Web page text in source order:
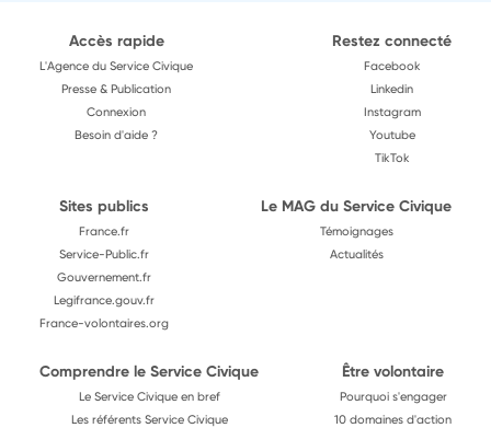
Accès rapide
L'Agence du Service Civique
Presse & Publication
Connexion
Besoin d'aide ?
Restez connecté
Facebook
Linkedin
Instagram
Youtube
TikTok
Sites publics
France.fr
Service-Public.fr
Gouvernement.fr
Legifrance.gouv.fr
France-volontaires.org
Le MAG du Service Civique
Témoignages
Actualités
Comprendre le Service Civique
Le Service Civique en bref
Les référents Service Civique
Être volontaire
Pourquoi s'engager
10 domaines d'action